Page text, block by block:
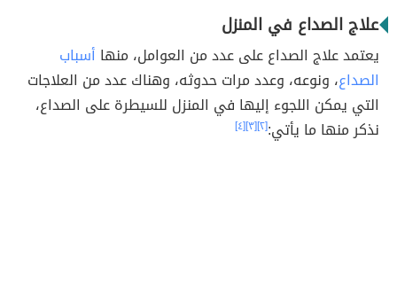
علاج الصداع في المنزل
يعتمد علاج الصداع على عدد من العوامل، منها أسباب
الصداع، ونوعه، وعدد مرات حدوثه، وهناك عدد من العلاجات
التي يمكن اللجوء إليها في المنزل للسيطرة على الصداع،
نذكر منها ما يأتي:[٢] [٣] [٤]